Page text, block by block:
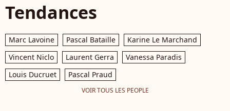
Tendances
Marc Lavoine Pascal Bataille
Karine Le Marchand
Vincent Niclo
Laurent Gerra
Vanessa Paradis
Louis Ducruet
Pascal Praud
VOIR TOUS LES PEOPLE